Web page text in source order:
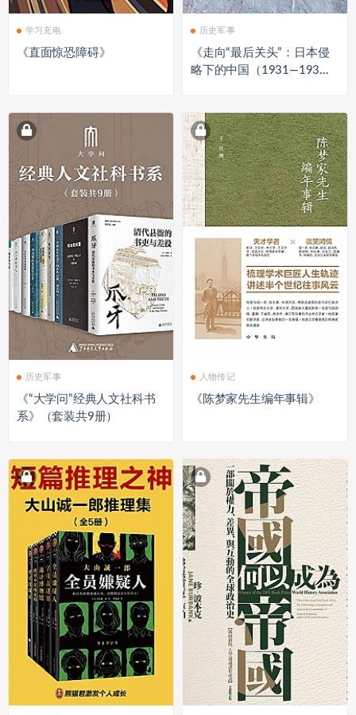
学习充电
《直面惊恐障碍》
历史军事
《走向“最后关头”：日本侵
略下的中国（1931—193
历史军事
《“大学问”经典人文社科书
系》（套装共9册）
人物传记
《陈梦家先生编年事辑》